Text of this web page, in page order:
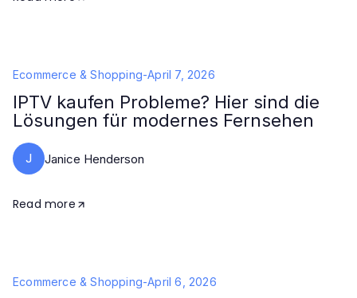
Ecommerce & Shopping-April 7, 2026
IPTV kaufen Probleme? Hier sind die
Lösungen für modernes Fernsehen
J Janice Henderson
Read more
Ecommerce & Shopping-April 6, 2026